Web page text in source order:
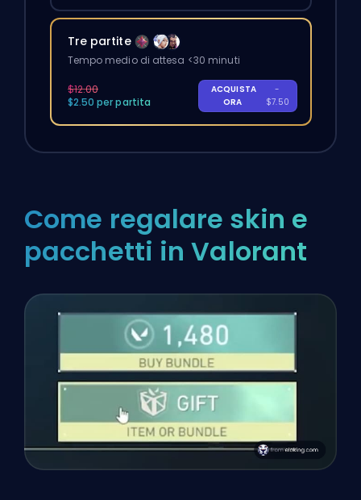
Tre partite
Tempo medio di attesa <30 minuti
$12.00
$2.50 per partita
ACQUISTA
ORA
-
$7.50
Come regalare skin e
pacchetti in Valorant